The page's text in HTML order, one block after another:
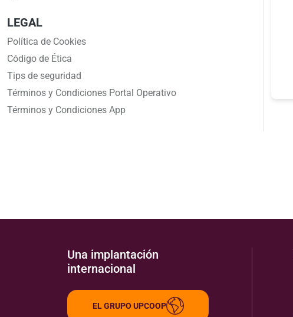
LEGAL
Política de Cookies
Código de Ética
Tips de seguridad
Términos y Condiciones Portal Operativo
Términos y Condiciones App
Una implantación
internacional
EL GRUPO UPCOOP